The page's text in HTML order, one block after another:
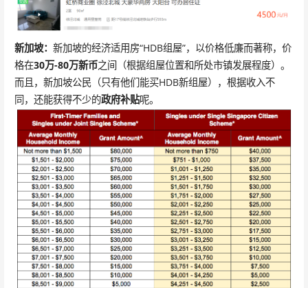
新加坡： 新加坡的经济适用房“HDB组屋”，以价格低廉而著称，价
格在30万-80万新币之间（根据组屋位置和所处市镇发展程度）。
而且，新加坡公民（只有他们能买HDB新组屋），根据收入不
同，还能获得不少的政府补贴呢。